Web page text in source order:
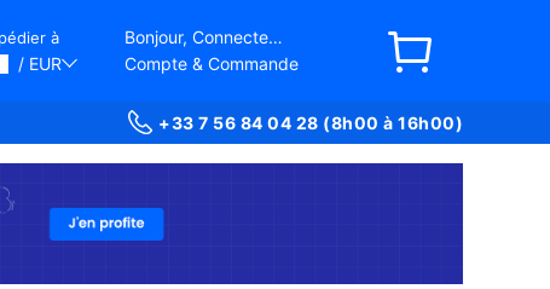
à
/ EUR
Bonjour, Connectez-vous
Compte & Commande
+33 7 56 84 04 28 (8h00 à 16h00)